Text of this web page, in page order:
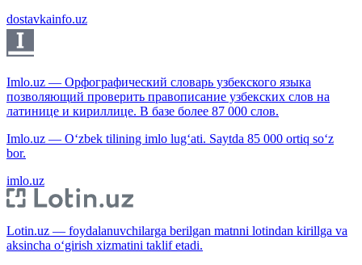
dostavkainfo.uz
Imlo.uz — Орфографический словарь узбекского языка
позволяющий проверить правописание узбекских слов на
латинице и кириллице. В базе более 87 000 слов.
Imlo.uz — O‘zbek tilining imlo lug‘ati. Saytda 85 000 ortiq so‘z
bor.
imlo.uz
Lotin.uz — foydalanuvchilarga berilgan matnni lotindan kirillga va
aksincha o‘girish xizmatini taklif etadi.